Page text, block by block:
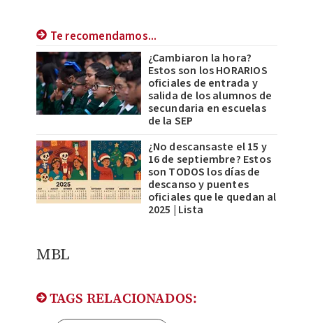
Te recomendamos...
¿Cambiaron la hora?
Estos son los HORARIOS
oficiales de entrada y
salida de los alumnos de
secundaria en escuelas
de la SEP
¿No descansaste el 15 y
16 de septiembre? Estos
son TODOS los días de
descanso y puentes
oficiales que le quedan al
2025 | Lista
MBL
TAGS RELACIONADOS: